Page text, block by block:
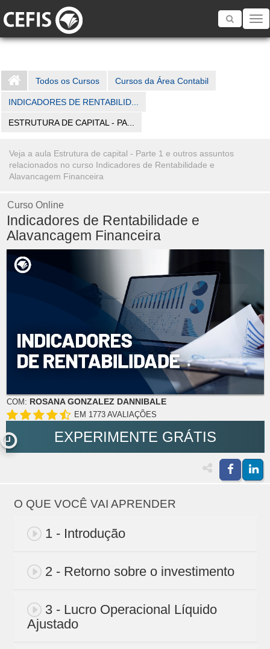
Toggle
Todos os Cursos Cursos da Área Contabil
INDICADORES DE RENTABILID...
ESTRUTURA DE CAPITAL - PA...
Veja a aula Estrutura de capital - Parte 1 e outros assuntos
relacionados no curso Indicadores de Rentabilidade e
Alavancagem Financeira
Curso Online
Indicadores de Rentabilidade e
Alavancagem Financeira
COM: ROSANA GONZALEZ DANNIBALE
EM 1773 AVALIAÇÕES
EXPERIMENTE GRÁTIS
O QUE VOCÊ VAI APRENDER
1 - Introdução
2 - Retorno sobre o investimento
3 - Lucro Operacional Líquido
Ajustado